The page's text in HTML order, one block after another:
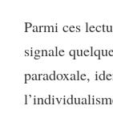
Parmi ces
signale
paradoxale,